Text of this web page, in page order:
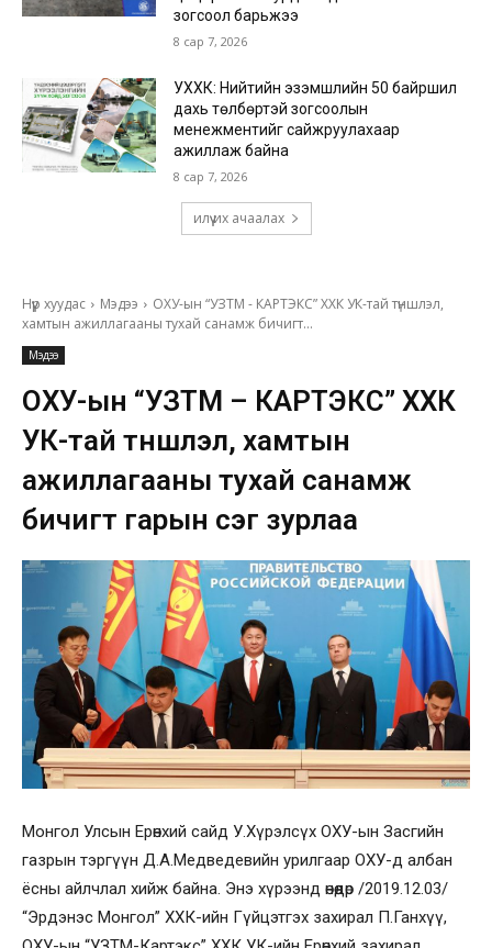
зогсоол барьжээ
8 сар 7, 2026
УХХК: Нийтийн эзэмшлийн 50 байршил
дахь төлбөртэй зогсоолын
менежментийг сайжруулахаар
ажиллаж байна
8 сар 7, 2026
илүү их ачаалах